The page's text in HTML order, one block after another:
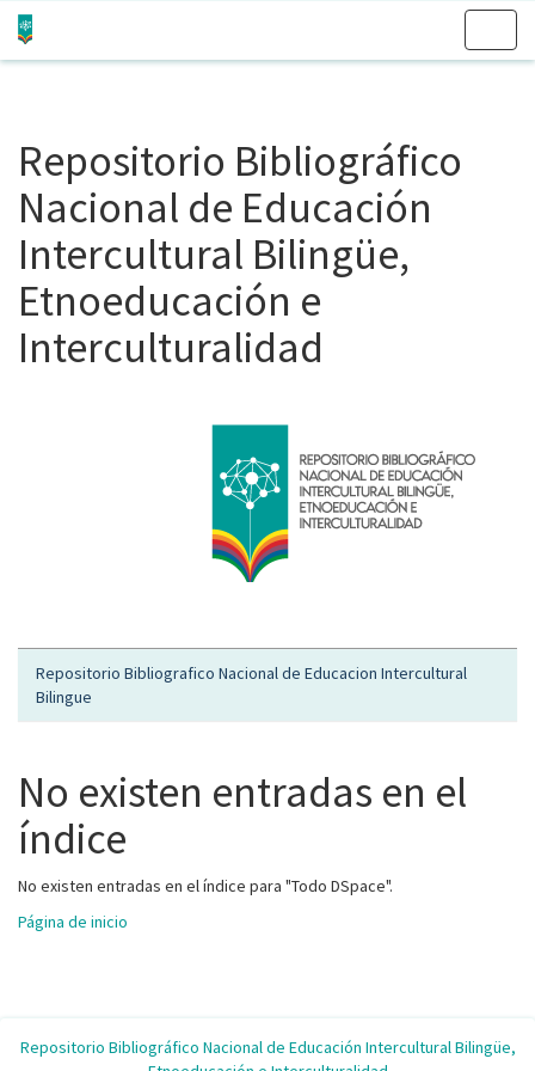
Repositorio Bibliográfico
Nacional de Educación
Intercultural Bilingüe,
Etnoeducación e
Interculturalidad
Repositorio Bibliografico Nacional de Educacion Intercultural
Bilingue
No existen entradas en el
índice
No existen entradas en el índice para "Todo DSpace".
Página de inicio
Repositorio Bibliográfico Nacional de Educación Intercultural Bilingüe,